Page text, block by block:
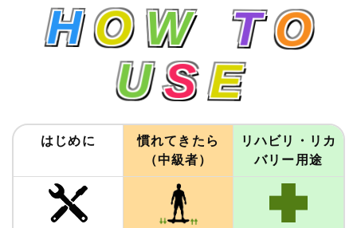
H O W T O
U S E
はじめに
慣れてきたら
（中級者）
リハビリ・リカ
バリー用途